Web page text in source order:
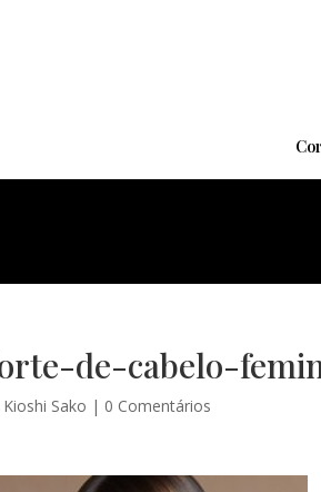
de-cabelo-
Kioshi Sako | 0 Comentários